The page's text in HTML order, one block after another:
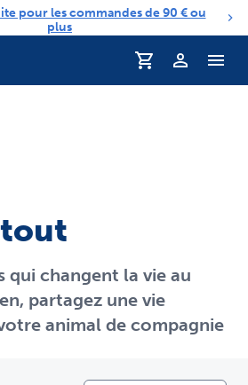
pour les commandes de 90 € ou
plus
Profil
qui changent la vie au
partagez une vie
animal de compagnie